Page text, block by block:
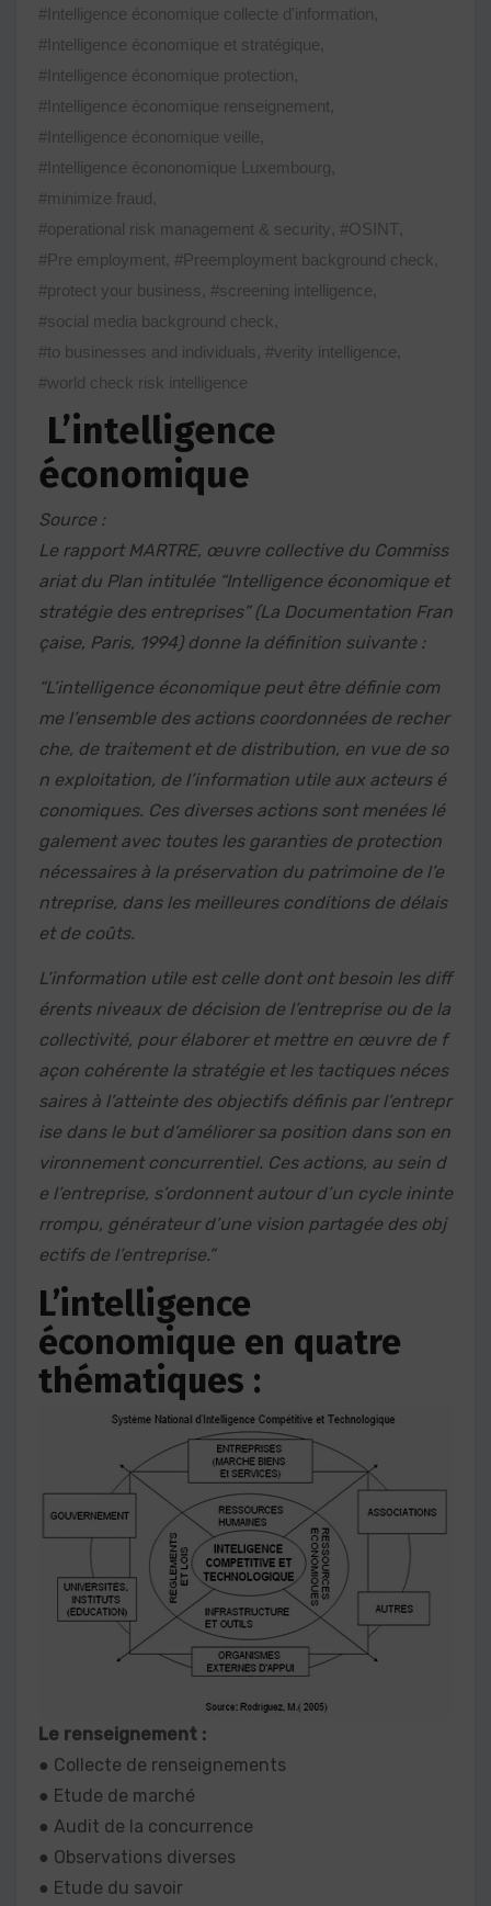
#Intelligence économique collecte d'information,
#Intelligence économique et stratégique,
#Intelligence économique protection,
#Intelligence économique renseignement,
#Intelligence économique veille,
#Intelligence écononomique Luxembourg,
#minimize fraud,
#operational risk management & security, #OSINT,
#Pre employment, #Preemployment background check,
#protect your business, #screening intelligence,
#social media background check,
#to businesses and individuals, #verity intelligence,
#world check risk intelligence
L’intelligence
économique
Source :
Le rapport MARTRE, œuvre collective du Commiss
ariat du Plan intitulée “Intelligence économique et
stratégie des entreprises” (La Documentation Fran
çaise, Paris, 1994) donne la définition suivante :
“L’intelligence économique peut être définie com
me l’ensemble des actions coordonnées de recher
che, de traitement et de distribution, en vue de so
n exploitation, de l’information utile aux acteurs é
conomiques. Ces diverses actions sont menées lé
galement avec toutes les garanties de protection
nécessaires à la préservation du patrimoine de l’e
ntreprise, dans les meilleures conditions de délais
et de coûts.
L’information utile est celle dont ont besoin les diff
érents niveaux de décision de l’entreprise ou de la
collectivité, pour élaborer et mettre en œuvre de f
açon cohérente la stratégie et les tactiques néces
saires à l’atteinte des objectifs définis par l’entrepr
ise dans le but d’améliorer sa position dans son en
vironnement concurrentiel. Ces actions, au sein d
e l’entreprise, s’ordonnent autour d’un cycle ininte
rrompu, générateur d’une vision partagée des obj
ectifs de l’entreprise.”
L’intelligence
économique en quatre
thématiques :
Le renseignement :
● Collecte de renseignements
● Etude de marché
● Audit de la concurrence
● Observations diverses
● Etude du savoir